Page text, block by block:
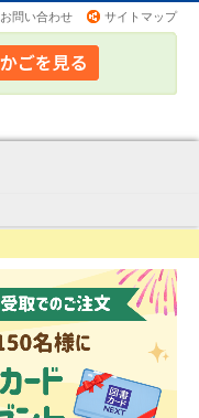
お問い合わせ サイトマップ